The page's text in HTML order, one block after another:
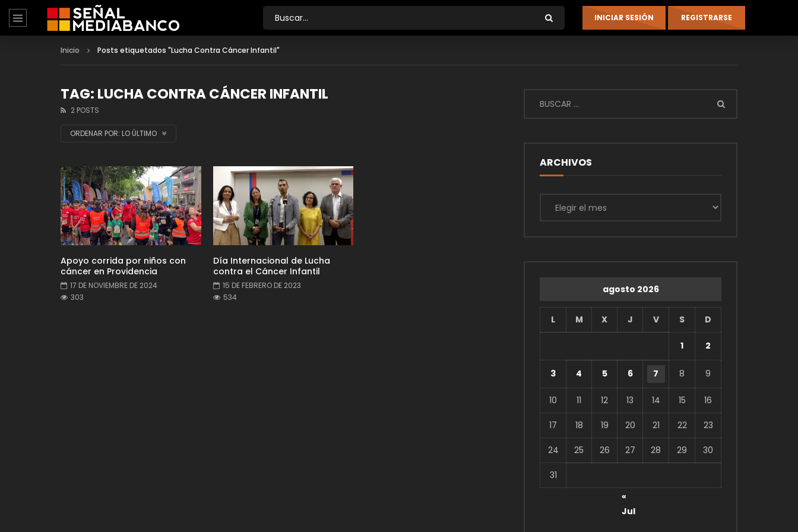
Inicio Posts etiquetados "Lucha Contra Cáncer Infantil"
TAG: LUCHA CONTRA CÁNCER INFANTIL
2 POSTS
ORDENAR POR: LO ÚLTIMO
Apoyo corrida por niños con
cáncer en Providencia
17 DE NOVIEMBRE DE 2024
303
Día Internacional de Lucha
contra el Cáncer Infantil
15 DE FEBRERO DE 2023
534
ARCHIVOS
agosto 2026
L M X J V S D
1 2
3 4 5 6 7 8 9
10 11 12 13 14 15 16
17 18 19 20 21 22 23
24 25 26 27 28 29 30
31
«
Jul